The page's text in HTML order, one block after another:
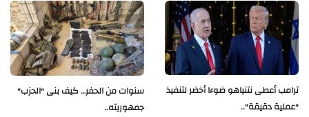
سنوات من الحفر… كيف بنى "الحزب"
جمهوريته..
ترامب أعطى نتنياهو ضوءا أخضر لتنفيذ
"عملية دقيقة"..